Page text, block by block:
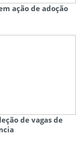
ação de adoção
de vagas de